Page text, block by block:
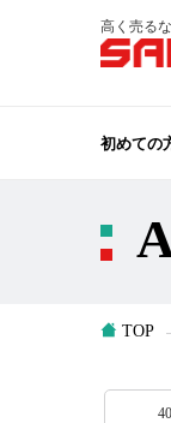
高く売る
初めての
TOP